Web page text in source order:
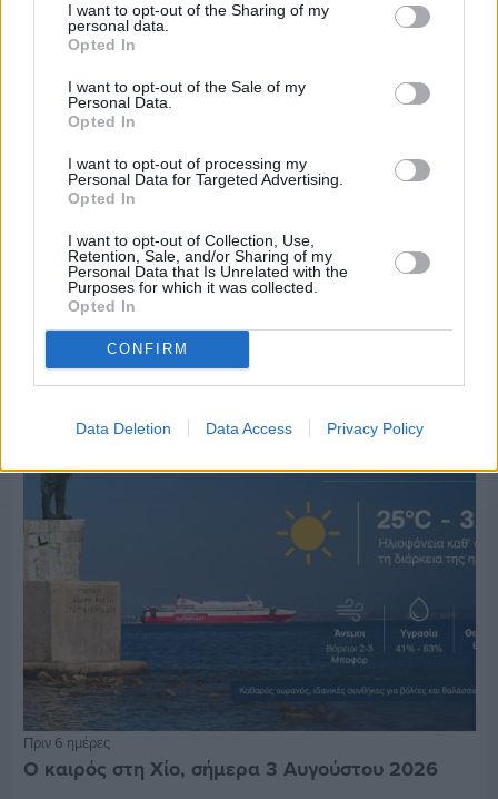
I want to opt-out of the Sharing of my
personal data.
Opted In
I want to opt-out of the Sale of my
Personal Data.
Opted In
I want to opt-out of processing my
Personal Data for Targeted Advertising.
Opted In
I want to opt-out of Collection, Use,
Retention, Sale, and/or Sharing of my
Personal Data that Is Unrelated with the
Purposes for which it was collected.
Opted In
CONFIRM
Data Deletion Data Access Privacy Policy
Πριν 6 ημέρες
70 χρόνια ιστορίας και συγκίνησης για το
Ανδρεάδειο Γυμνάσιο Βροντάδου
Πριν 6 ημέρες
Ο καιρός στη Χίο, σήμερα 3 Αυγούστου 2026